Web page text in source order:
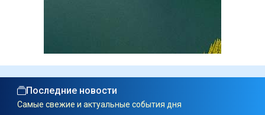
Последние новости
Самые свежие и актуальные события дня